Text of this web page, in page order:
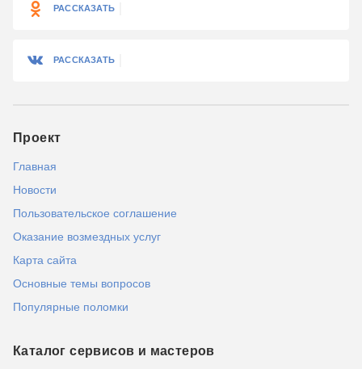
РАССКАЗАТЬ
РАССКАЗАТЬ
Проект
Главная
Новости
Пользовательское соглашение
Оказание возмездных услуг
Карта сайта
Основные темы вопросов
Популярные поломки
Каталог сервисов и мастеров